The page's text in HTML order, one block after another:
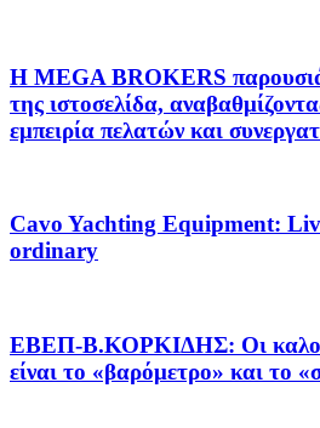
Η MEGA BROKERS
της ιστοσελίδα,
εμπειρία πελατών και
Cavo Yachting Equipment:
ordinary
EΒΕΠ-Β.ΚΟΡΚΙΔΗΣ: Οι
είναι το «βαρόμετρο» και το